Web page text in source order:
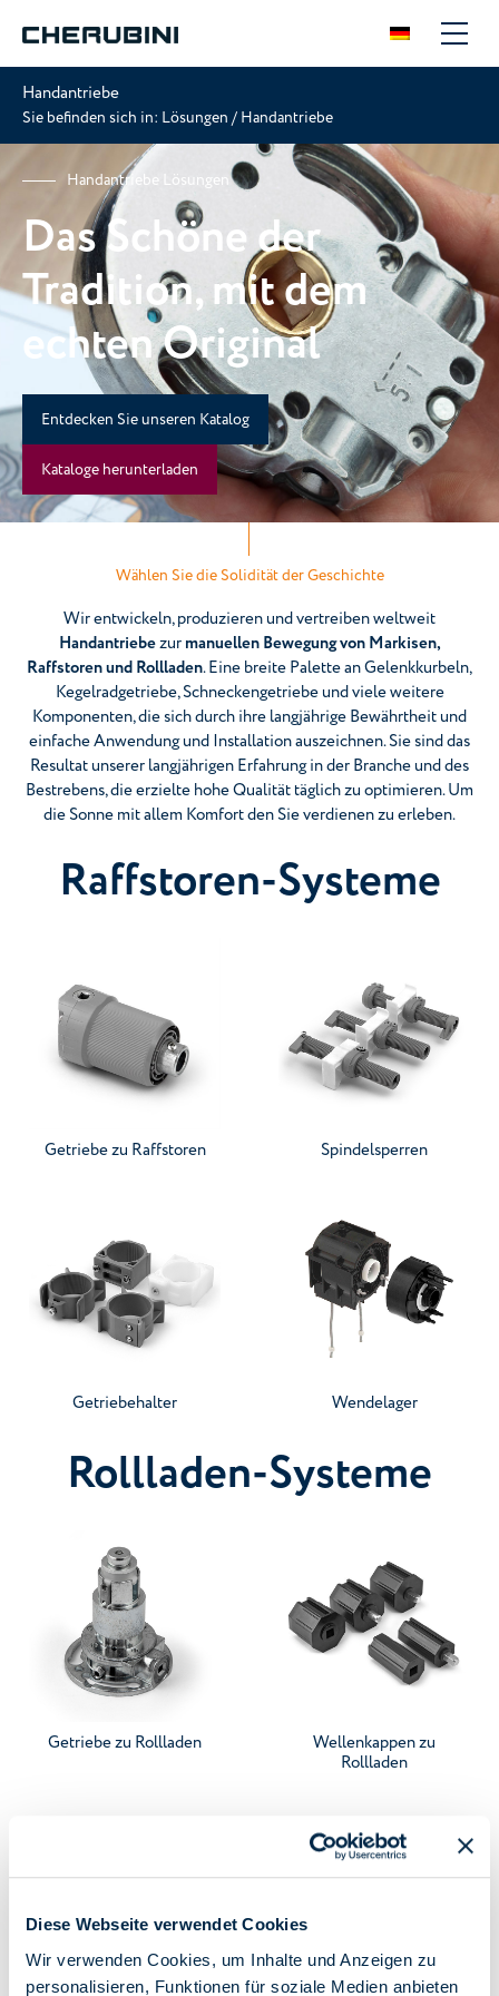
Diese Webseite verwendet Cookies
Wir verwenden Cookies, um Inhalte und Anzeigen zu
personalisieren, Funktionen für soziale Medien anbieten
Handantriebe
Sie befinden sich in: Lösungen / Handantriebe
Handantriebe Lösungen
Das Schöne der
Tradition, mit dem
echten Original
Entdecken Sie unseren Katalog
Kataloge herunterladen
Wählen Sie die Solidität der Geschichte
Wir entwickeln, produzieren und vertreiben weltweit
Handantriebezurmanuellen Bewegung von Markisen,
Raffstoren und Rollladen. Eine breite Palette an Gelenkkurbeln,
Kegelradgetriebe, Schneckengetriebe und viele weitere
Komponenten, die sich durch ihre langjährige Bewährtheit und
einfache Anwendung und Installation auszeichnen. Sie sind das
Resultat unserer langjährigen Erfahrung in der Branche und des
Bestrebens, die erzielte hohe Qualität täglich zu optimieren. Um
die Sonne mit allem Komfort den Sie verdienen zu erleben.
Raffstoren-Systeme
Getriebe zu Raffstoren Spindelsperren
Getriebehalter Wendelager
Rollladen-Systeme
Getriebe zu Rollladen
Wellenkappen zu
Rollladen